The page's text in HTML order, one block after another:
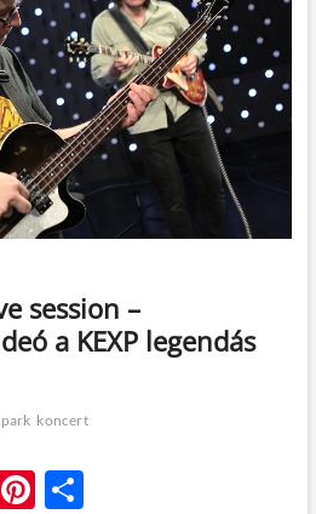
session –
a KEXP legendás
koncert
Pi O